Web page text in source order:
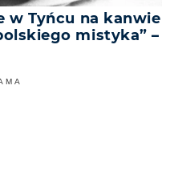
w Tyńcu na kanwie
mistyka” –